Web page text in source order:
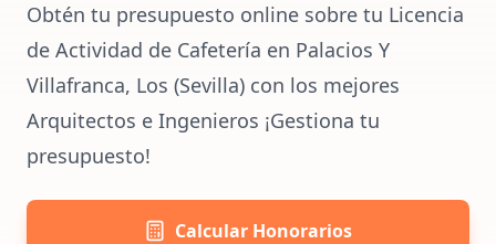
Obtén tu presupuesto online sobre tu Licencia
de Actividad de Cafetería en Palacios Y
Villafranca, Los (Sevilla) con los mejores
Arquitectos e Ingenieros ¡Gestiona tu
presupuesto!
Calcular Honorarios